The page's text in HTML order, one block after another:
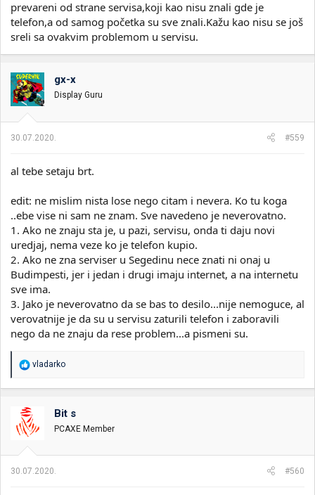
prevareni od strane servisa,koji kao nisu znali gde je
telefon,a od samog početka su sve znali.Kažu kao nisu se još
sreli sa ovakvim problemom u servisu.
gx-x
Display Guru
30.07.2020. #559
al tebe setaju brt.
edit: ne mislim nista lose nego citam i nevera. Ko tu koga
..ebe vise ni sam ne znam. Sve navedeno je neverovatno.
1. Ako ne znaju sta je, u pazi, servisu, onda ti daju novi
uredjaj, nema veze ko je telefon kupio.
2. Ako ne zna serviser u Segedinu nece znati ni onaj u
Budimpesti, jer i jedan i drugi imaju internet, a na internetu
sve ima.
3. Jako je neverovatno da se bas to desilo...nije nemoguce, al
verovatnije je da su u servisu zaturili telefon i zaboravili
nego da ne znaju da rese problem...a pismeni su.
R
v
a
:
vladarko
Bit s
PCAXE Member
30.07.2020. #560